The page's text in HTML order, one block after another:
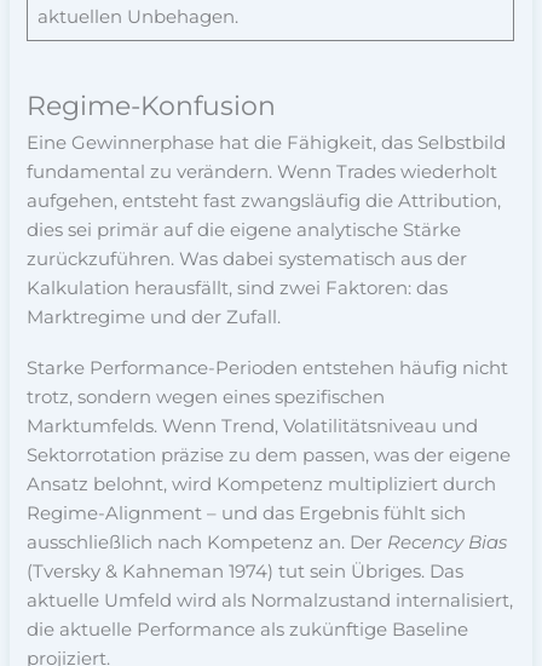
aktuellen Unbehagen.
Regime-Konfusion
Eine Gewinnerphase hat die Fähigkeit, das Selbstbild
fundamental zu verändern. Wenn Trades wiederholt
aufgehen, entsteht fast zwangsläufig die Attribution,
dies sei primär auf die eigene analytische Stärke
zurückzuführen. Was dabei systematisch aus der
Kalkulation herausfällt, sind zwei Faktoren: das
Marktregime und der Zufall.
Starke Performance-Perioden entstehen häufig nicht
trotz, sondern wegen eines spezifischen
Marktumfelds. Wenn Trend, Volatilitätsniveau und
Sektorrotation präzise zu dem passen, was der eigene
Ansatz belohnt, wird Kompetenz multipliziert durch
Regime-Alignment – und das Ergebnis fühlt sich
ausschließlich nach Kompetenz an. Der Recency Bias
(Tversky & Kahneman 1974) tut sein Übriges. Das
aktuelle Umfeld wird als Normalzustand internalisiert,
die aktuelle Performance als zukünftige Baseline
projiziert.